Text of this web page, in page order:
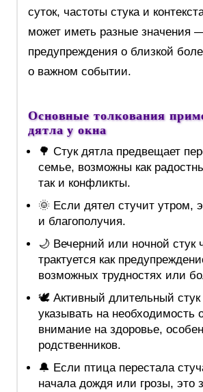
суток, частоты стука и
может иметь разные значения
предупреждения о близкой
о важном событии.
Основные толкования
дятла у окна
🌳 Стук дятла предвещает
семье, возможны как
так и конфликты.
🌞 Если дятел стучит утром,
и благополучия.
🌙 Вечерний или ночной стук
трактуется как
возможных трудностях или
🕊 Активный длительный стук
указывать на необходимость
внимание на здоровье,
родственников.
🔔 Если птица перестала
начала дождя или грозы, это